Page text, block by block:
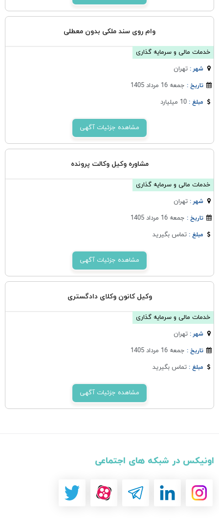
وام روی سند ملکی بدون معطلی
خدمات مالی و سرمایه گذاری
شهر :تهران
تاریخ : جمعه 16 مرداد 1405
مبلغ :10 میلیارد
مشاهده جزئیات آگهی
مشاوره وکیل وکالت پرونده
خدمات مالی و سرمایه گذاری
شهر :تهران
تاریخ : جمعه 16 مرداد 1405
مبلغ :تماس بگیرید
مشاهده جزئیات آگهی
وکیل کانون وکلای دادگستری
خدمات مالی و سرمایه گذاری
شهر :تهران
تاریخ : جمعه 16 مرداد 1405
مبلغ :تماس بگیرید
مشاهده جزئیات آگهی
اونیکس در شبکه های اجتماعی